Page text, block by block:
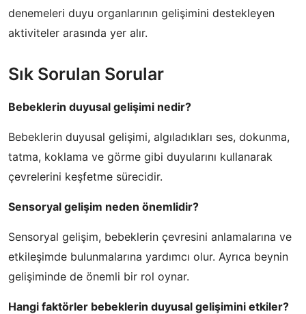
denemeleri duyu organlarının gelişimini destekleyen
aktiviteler arasında yer alır.
Sık Sorulan Sorular
Bebeklerin duyusal gelişimi nedir?
Bebeklerin duyusal gelişimi, algıladıkları ses, dokunma,
tatma, koklama ve görme gibi duyularını kullanarak
çevrelerini keşfetme sürecidir.
Sensoryal gelişim neden önemlidir?
Sensoryal gelişim, bebeklerin çevresini anlamalarına ve
etkileşimde bulunmalarına yardımcı olur. Ayrıca beynin
gelişiminde de önemli bir rol oynar.
Hangi faktörler bebeklerin duyusal gelişimini etkiler?